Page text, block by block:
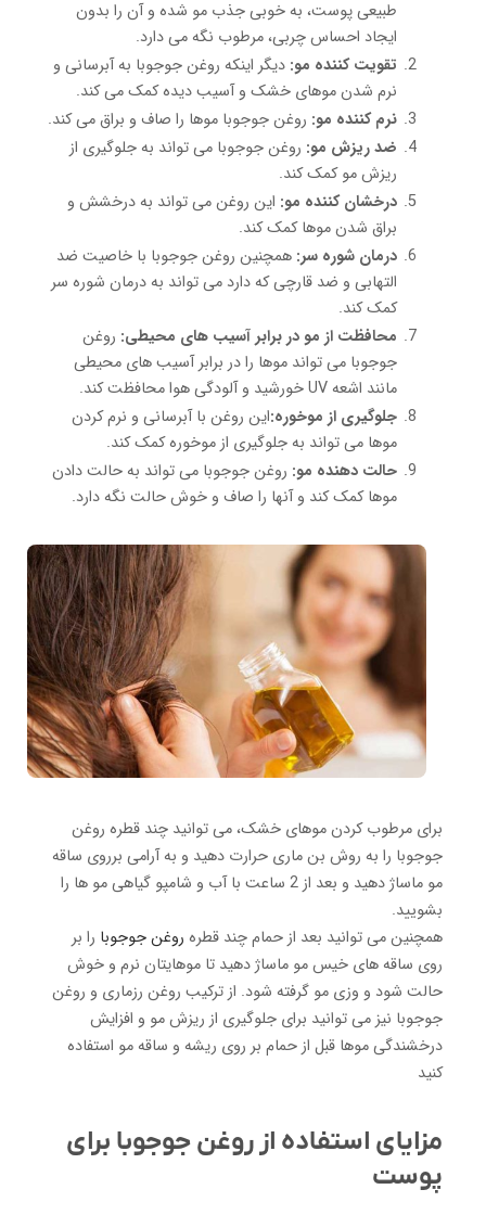
طبیعی پوست، به خوبی جذب مو شده و آن را بدون
ایجاد احساس چربی، مرطوب نگه می دارد.
تقویت کننده مو: دیگر اینکه روغن جوجوبا به آبرسانی و
نرم شدن موهای خشک و آسیب دیده کمک می کند.
نرم کننده مو: روغن جوجوبا موها را صاف و براق می کند.
ضد ریزش مو: روغن جوجوبا می تواند به جلوگیری از
ریزش مو کمک کند.
درخشان کننده مو: این روغن می تواند به درخشش و
براق شدن موها کمک کند.
درمان شوره سر: همچنین روغن جوجوبا با خاصیت ضد
التهابی و ضد قارچی که دارد می تواند به درمان شوره سر
کمک کند.
محافظت از مو در برابر آسیب های محیطی: روغن
جوجوبا می تواند موها را در برابر آسیب های محیطی
مانند اشعه UV خورشید و آلودگی هوا محافظت کند.
جلوگیری از موخوره:این روغن با آبرسانی و نرم کردن
موها می تواند به جلوگیری از موخوره کمک کند.
حالت دهنده مو: روغن جوجوبا می تواند به حالت دادن
موها کمک کند و آنها را صاف و خوش حالت نگه دارد.
برای مرطوب کردن موهای خشک، می توانید چند قطره روغن
جوجوبا را به روش بن ماری حرارت دهید و به آرامی برروی ساقه
مو ماساژ دهید و بعد از 2 ساعت با آب و شامپو گیاهی مو ها را
بشویید.
همچنین می توانید بعد از حمام چند قطره روغن جوجوبا را بر
روی ساقه های خیس مو ماساژ دهید تا موهایتان نرم و خوش
حالت شود و وزی مو گرفته شود. از ترکیب روغن رزماری و روغن
جوجوبا نیز می توانید برای جلوگیری از ریزش مو و افزایش
درخشندگی موها قبل از حمام بر روی ریشه و ساقه مو استفاده
کنید
مزایای استفاده از روغن جوجوبا برای
پوست